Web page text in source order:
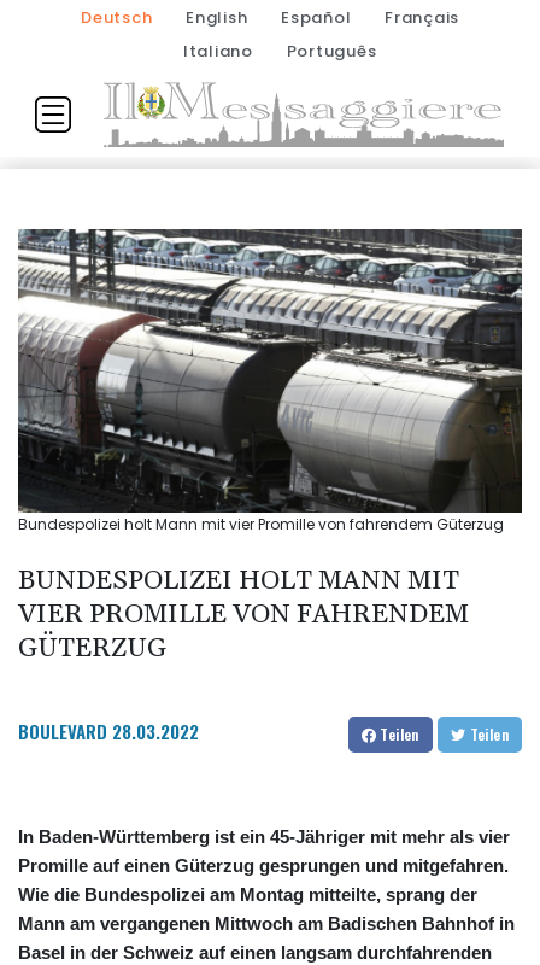
Deutsch English Español
Français
Italiano
Português
Bundespolizei holt Mann mit vier Promille von fahrendem Güterzug
BUNDESPOLIZEI HOLT MANN MIT
VIER PROMILLE VON FAHRENDEM
GÜTERZUG
BOULEVARD 28.03.2022 Teilen Teilen
In Baden-Württemberg ist ein 45-Jähriger mit mehr als vier
Promille auf einen Güterzug gesprungen und mitgefahren.
Wie die Bundespolizei am Montag mitteilte, sprang der
Mann am vergangenen Mittwoch am Badischen Bahnhof in
Basel in der Schweiz auf einen langsam durchfahrenden